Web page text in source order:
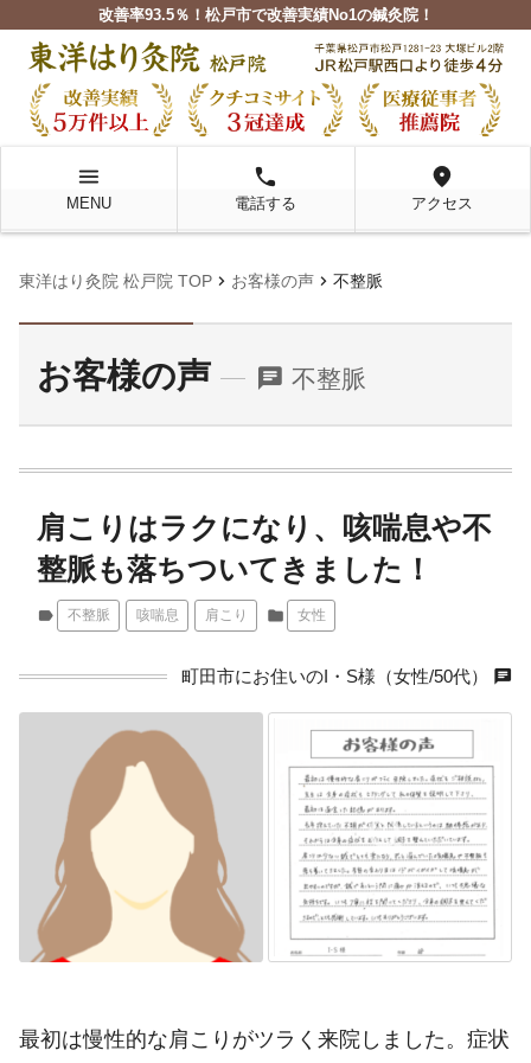
改善率93.5％！松戸市で改善実績No1の鍼灸院！
menu
MENU
local_phone
電話する
location_on
アクセス
東洋はり灸院 松戸院 TOP chevron_right お客様の声 chevron_right 不整脈
お客様の声 chat 不整脈
肩こりはラクになり、咳喘息や不
整脈も落ちついてきました！
label 不整脈 咳喘息 肩こり folder 女性
町田市にお住いのI・S様（女性/50代） chat
最初は慢性的な肩こりがツラく来院しました。症状